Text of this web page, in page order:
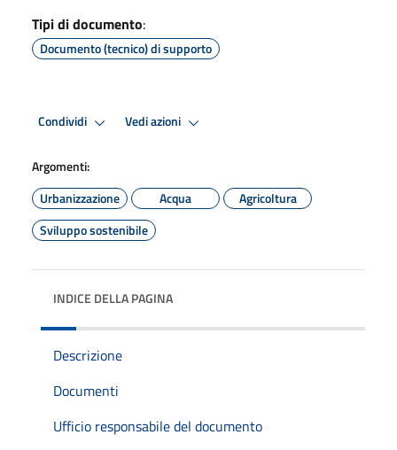
Tipi di documento:
Documento (tecnico) di supporto
Condividi Vedi azioni
Argomenti:
Urbanizzazione
Acqua
Agricoltura
Sviluppo sostenibile
INDICE DELLA PAGINA
Descrizione
Documenti
Ufficio responsabile del documento